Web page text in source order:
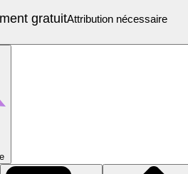
gratuitAttribution nécessaire